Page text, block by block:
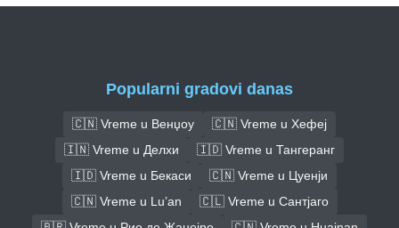
Popularni gradovi danas
🇨🇳 Vreme u Венџоу
🇨🇳 Vreme u Хефеј
🇮🇳 Vreme u Делхи
🇮🇩 Vreme u Тангеранг
🇮🇩 Vreme u Бекаси
🇨🇳 Vreme u Цуенји
🇨🇳 Vreme u Lu’an
🇨🇱 Vreme u Сантјаго